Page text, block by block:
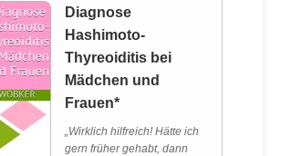
Diagnose
Hashimoto-
Thyreoiditis bei
Mädchen und
Frauen*
„Wirklich hilfreich! Hätte ich
gern früher gehabt, dann